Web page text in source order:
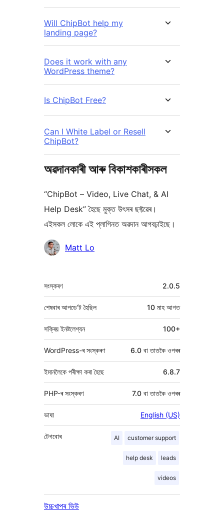
Will ChipBot help my
landing page?
Does it work with any
WordPress theme?
Is ChipBot Free?
Can I White Label or Resell
ChipBot?
অৱদানকাৰী আৰু বিকাশকাৰীসকল
“ChipBot – Video, Live Chat, & AI
Help Desk” হৈছে মুক্ত উৎসৰ ছফ্টৱেৰ।
এইসকল লোকে এই প্লাগিনত অৱদান আগবঢ়াইছে।
অৱদানকাৰীসকল
Matt Lo
মেটা 2.0.5
সংস্কৰণ
10 মাহআগত
শেষবাৰ আপডে’ট হৈছিল
সক্ৰিয় ইনষ্টলেশ্যন 100+
WordPress-ৰ সংস্কৰণ 6.0 বা তাতকৈ ওপৰৰ
ইমানলৈকে পৰীক্ষা কৰা হৈছে 6.8.7
PHP-ৰ সংস্কৰণ 7.0 বা তাতকৈ ওপৰৰ
ভাষা English (US)
AI customer support
help desk leads
videos
টেগবোৰ
উচ্চখাপৰ ভিউ